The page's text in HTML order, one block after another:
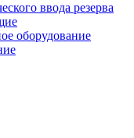
ввода резерва
оборудование